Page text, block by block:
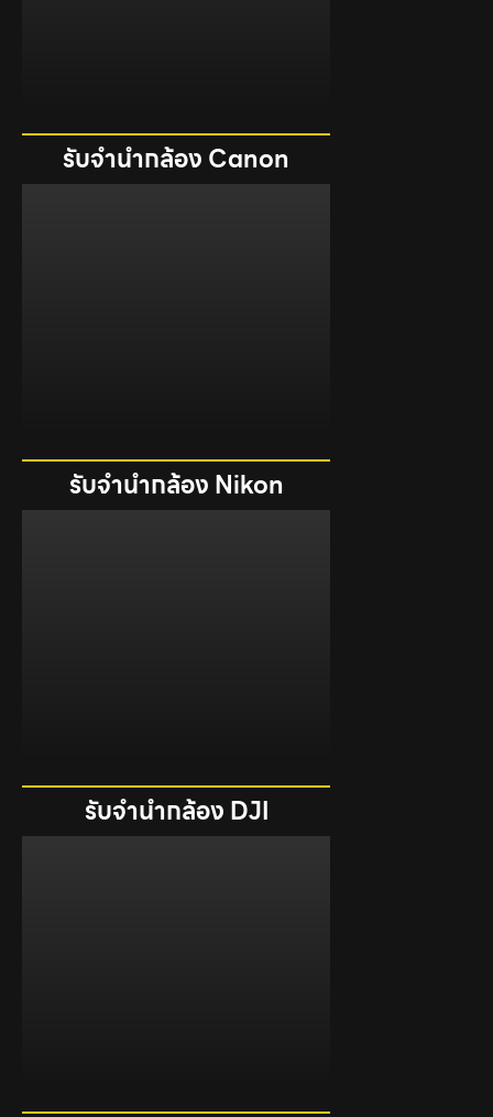
รับจำนำกล้อง Canon
รับจำนำกล้อง Nikon
รับจำนำกล้อง DJI